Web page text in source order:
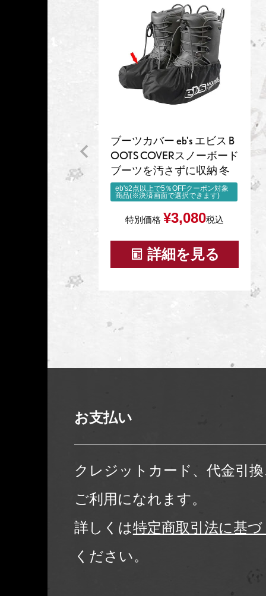
ブーツカバー eb's エビス B
OOTS COVERスノーボード
ブーツを汚さずに収納 冬
eb's2点以上で5％OFFクーポン対象
商品(※決済画面で選択できます)
特別価格 ¥3,080税込
詳細を見る
お支払い
クレジットカード、代金引
ご利用になれます。
詳しくは特定商取引法に基
ください。